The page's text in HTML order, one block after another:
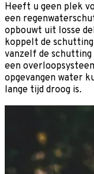
Heeft u geen plek
een
opbouwt uit losse
koppelt de
vanzelf de
een
opgevangen water
lange tijd droog is.